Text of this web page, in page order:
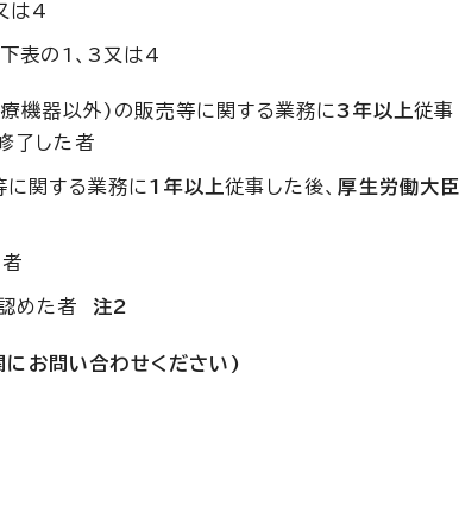
は4
表の1、3又は4
機器以外)の販売等に関する業務に3年以上従事
了した者
関する業務に 1年以上従事した後、 厚生労働大臣
めた者 注2
お問い合わせください)